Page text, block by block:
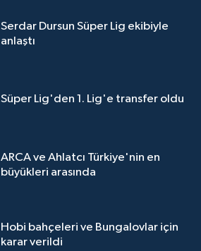
Serdar Dursun Süper Lig ekibiyle
anlaştı
Süper Lig'den 1. Lig'e transfer oldu
ARCA ve Ahlatcı Türkiye'nin en
büyükleri arasında
Hobi bahçeleri ve Bungalovlar için
karar verildi